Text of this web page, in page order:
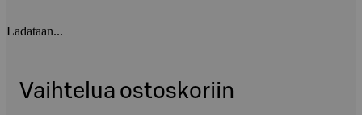
Ladataan...
Vaihtelua ostoskoriin